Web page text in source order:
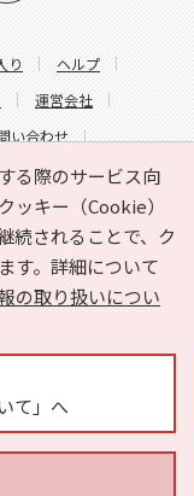
る際のサービス向
ッキー（Cookie）
続されることで、ク
す。詳細について
の取り扱いについ
て」へ
り
ヘルプ
運営会社
い合わせ
わせ